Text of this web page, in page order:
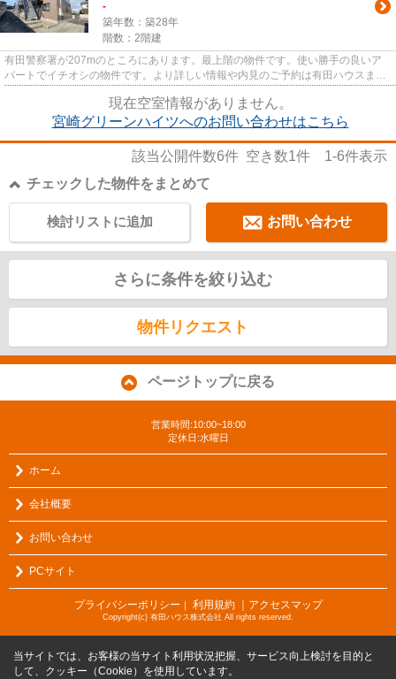
-
築年数：築28年
階数：2階建
有田警察署が207mのところにあります。最上階の物件です。使い勝手の良いア
パートでイチオシの物件です。より詳しい情報や内見のご予約は有田ハウスまで
現在空室情報がありません。
宮崎グリーンハイツへのお問い合わせはこちら
該当公開件数6件 空き数1件 1-6件表示
チェックした物件をまとめて
お問い合わせ
検討リストに追加
さらに条件を絞り込む
物件リクエスト
ページトップに戻る
営業時間:10:00~18:00
定休日:水曜日
ホーム
会社概要
お問い合わせ
PCサイト
プライバシーポリシー ｜ 利用規約 ｜アクセスマップ
Copyright(c) 有田ハウス株式会社 All rights reserved.
当サイトでは、お客様の当サイト利用状況把握、サービス向上検討を目的と
して、クッキー（Cookie）を使用しています。